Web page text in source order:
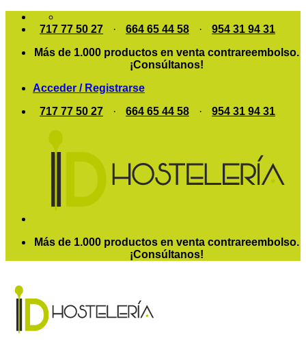
Saltar
717 77 50 27 · 664 65 44 58 ·
954 31 94 31
Más de 1.000 productos en venta contrareembolso.
¡Consúltanos!
Acceder / Registrarse
717 77 50 27
· 664 65 44 58 · 954 31 94 31
Más de 1.000 productos en venta contrareembolso.
¡Consúltanos!